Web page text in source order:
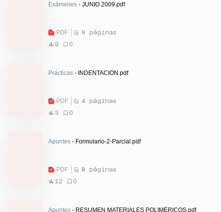
Exámenes - JUNIO 2009.pdf
PDF
9 páginas
9
0
Prácticas - INDENTACIÓN.pdf
PDF
4 páginas
3
0
Apuntes - Formulario-2-Parcial.pdf
PDF
8 páginas
12
0
Apuntes - RESUMEN MATERIALES POLIMÉRICOS.pdf